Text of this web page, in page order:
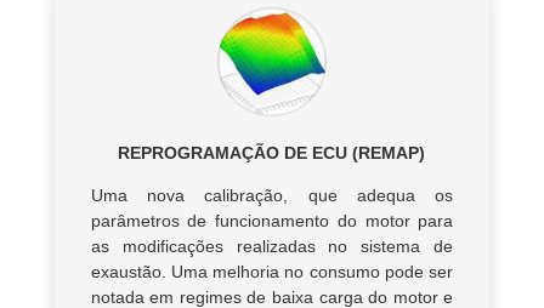
REPROGRAMAÇÃO DE ECU (REMAP)
Uma nova calibração, que adequa os
parâmetros de funcionamento do motor para
as modificações realizadas no sistema de
exaustão. Uma melhoria no consumo pode ser
notada em regimes de baixa carga do motor e